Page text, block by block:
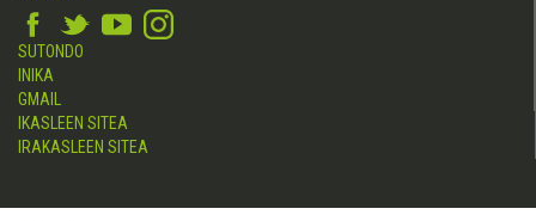
SUTONDO
INIKA
GMAIL
IKASLEEN SITEA
IRAKASLEEN SITEA